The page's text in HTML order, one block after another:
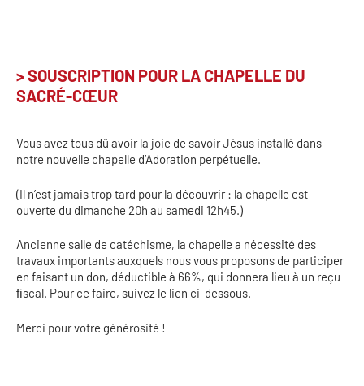
> SOUSCRIPTION POUR LA CHAPELLE DU
SACRÉ-CŒUR
Vous avez tous dû avoir la joie de savoir Jésus installé dans
notre nouvelle chapelle d’Adoration perpétuelle.
(Il n’est jamais trop tard pour la découvrir : la chapelle est
ouverte du dimanche 20h au samedi 12h45.)
Ancienne salle de catéchisme, la chapelle a nécessité des
travaux importants auxquels nous vous proposons de participer
en faisant un don, déductible à 66%, qui donnera lieu à un reçu
ﬁscal. Pour ce faire, suivez le lien ci-dessous.
Merci pour votre générosité !